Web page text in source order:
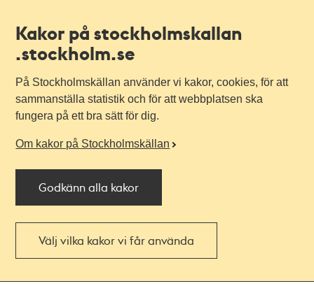
Kakor på stockholmskallan
.stockholm.se
På Stockholmskällan använder vi kakor, cookies, för att
sammanställa statistik och för att webbplatsen ska
fungera på ett bra sätt för dig.
Om kakor på Stockholmskällan
Godkänn alla kakor
Välj vilka kakor vi får använda